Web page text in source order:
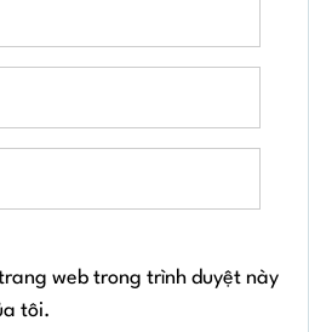
web trong trình duyệt này
tôi.